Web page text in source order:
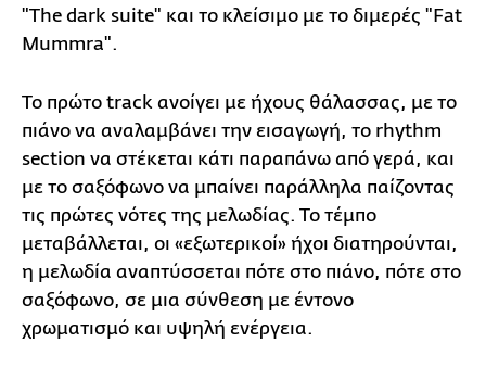
"The dark suite" και το κλείσιμο με το διμερές "Fat
Mummra".
Το πρώτο track ανοίγει με ήχους θάλασσας, με το
πιάνο να αναλαμβάνει την εισαγωγή, το rhythm
section να στέκεται κάτι παραπάνω από γερά, και
με το σαξόφωνο να μπαίνει παράλληλα παίζοντας
τις πρώτες νότες της μελωδίας. Το τέμπο
μεταβάλλεται, οι «εξωτερικοί» ήχοι διατηρούνται,
η μελωδία αναπτύσσεται πότε στο πιάνο, πότε στο
σαξόφωνο, σε μια σύνθεση με έντονο
χρωματισμό και υψηλή ενέργεια.